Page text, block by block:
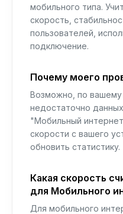
мобильного типа.
скорость,
пользователей,
подключение.
Почему моего
Возможно, по
недостаточно
"Мобильный
скорости с вашего
обновить статистику.
Какая скорость
для Мобильного
Для мобильного